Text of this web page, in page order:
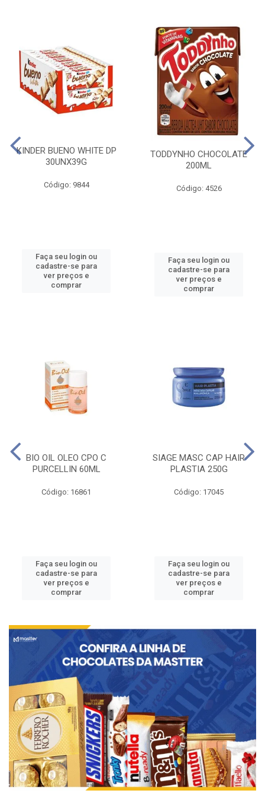
KINDER BUENO WHITE DP
30UNX39G
Código: 9844
Faça seu login ou
cadastre-se para
ver preços e
comprar
TODDYNHO CHOCOLATE
200ML
Código: 4526
Faça seu login ou
cadastre-se para
ver preços e
comprar
BIO OIL OLEO CPO C
PURCELLIN 60ML
Código: 16861
Faça seu login ou
cadastre-se para
ver preços e
comprar
SIAGE MASC CAP HAIR
PLASTIA 250G
Código: 17045
Faça seu login ou
cadastre-se para
ver preços e
comprar